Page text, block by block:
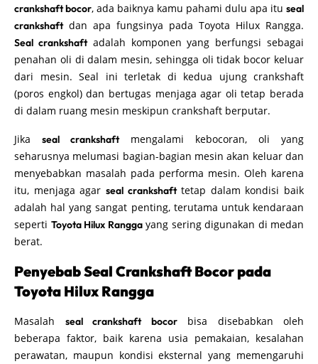
crankshaft bocor, ada baiknya kamu pahami dulu apa itu seal
crankshaftdan apa fungsinya pada Toyota Hilux Rangga.
Seal crankshaftadalah komponen yang berfungsi sebagai
penahan oli di dalam mesin, sehingga oli tidak bocor keluar
dari mesin. Seal ini terletak di kedua ujung crankshaft
(poros engkol) dan bertugas menjaga agar oli tetap berada
di dalam ruang mesin meskipun crankshaft berputar.
Jika seal crankshaftmengalami kebocoran, oli yang
seharusnya melumasi bagian-bagian mesin akan keluar dan
menyebabkan masalah pada performa mesin. Oleh karena
itu, menjaga agar seal crankshafttetap dalam kondisi baik
adalah hal yang sangat penting, terutama untuk kendaraan
seperti Toyota Hilux Ranggayang sering digunakan di medan
berat.
Penyebab Seal Crankshaft Bocor pada
Toyota Hilux Rangga
Masalah seal crankshaft bocorbisa disebabkan oleh
beberapa faktor, baik karena usia pemakaian, kesalahan
perawatan, maupun kondisi eksternal yang memengaruhi